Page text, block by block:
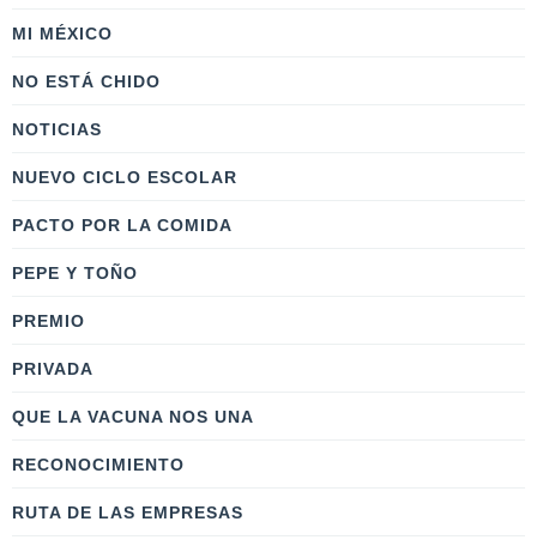
MI MÉXICO
NO ESTÁ CHIDO
NOTICIAS
NUEVO CICLO ESCOLAR
PACTO POR LA COMIDA
PEPE Y TOÑO
PREMIO
PRIVADA
QUE LA VACUNA NOS UNA
RECONOCIMIENTO
RUTA DE LAS EMPRESAS